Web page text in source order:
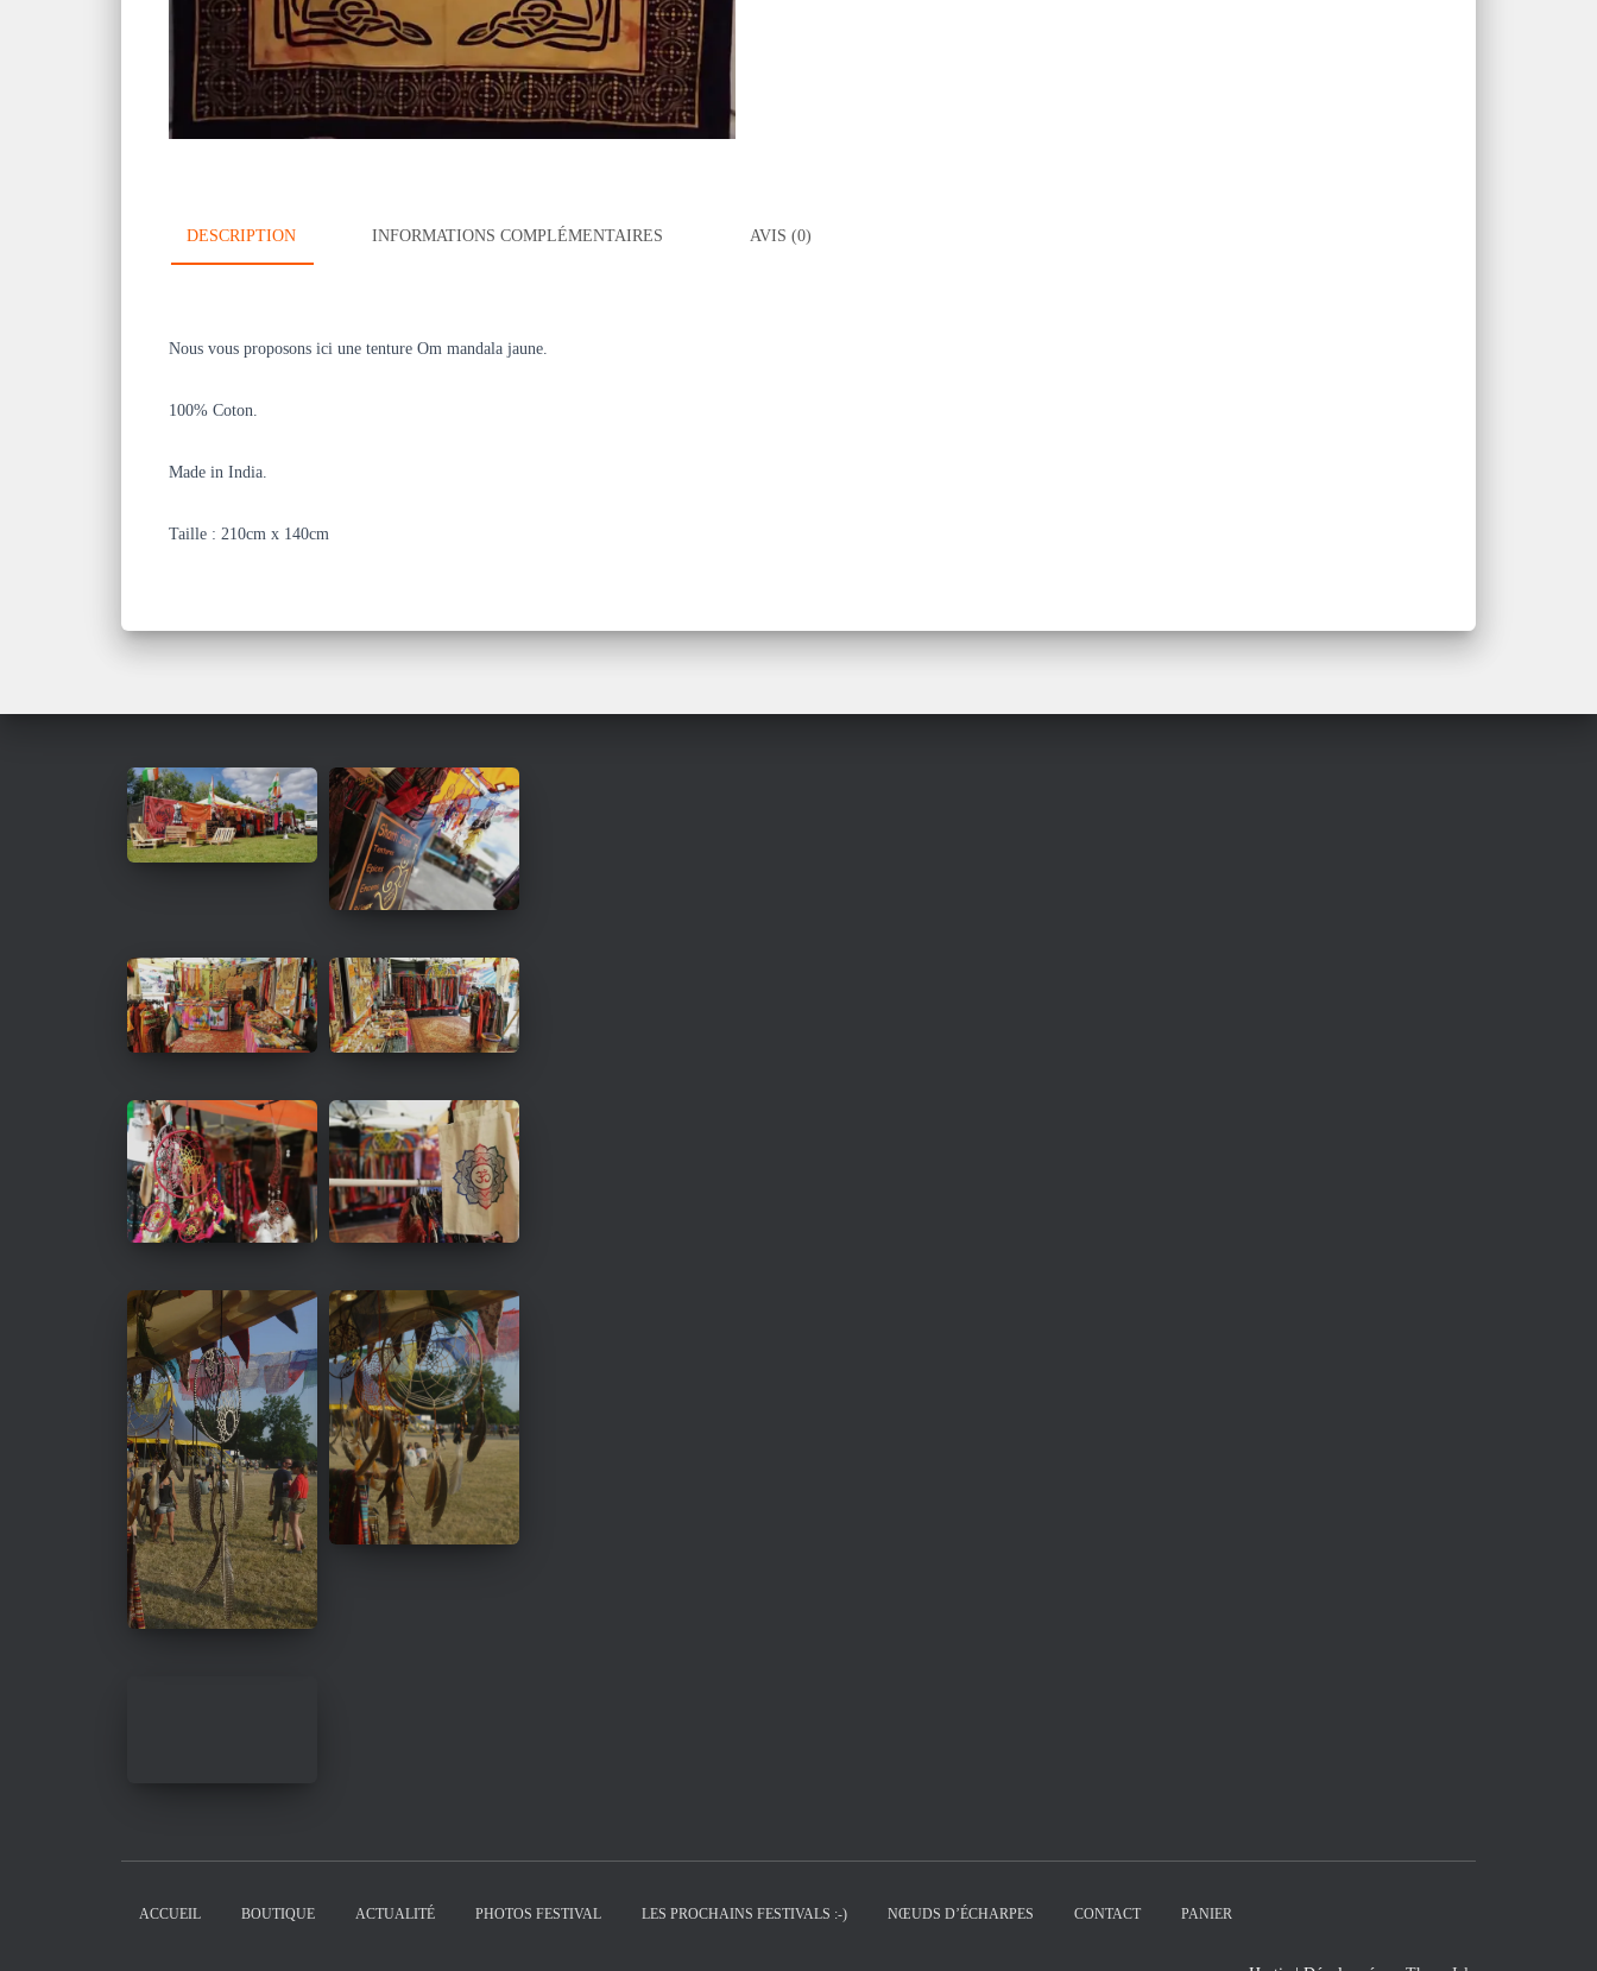
DESCRIPTION INFORMATIONS COMPLÉMENTAIRES AVIS (0)
Nous vous proposons ici une tenture Om mandala jaune.
100% Coton.
Made in India.
Taille : 210cm x 140cm
ACCUEIL BOUTIQUE ACTUALITÉ PHOTOS FESTIVAL LES PROCHAINS FESTIVALS :-) NŒUDS D’ÉCHARPES CONTACT PANIER